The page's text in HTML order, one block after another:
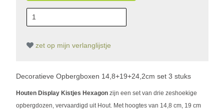
zet op mijn verlanglijstje
Decoratieve Opbergboxen 14,8+19+24,2cm set 3 stuks
Houten Display Kistjes Hexagonzijn een set van drie zeshoekige
opbergdozen, vervaardigd uit Hout. Met hoogtes van 14,8 cm, 19 cm